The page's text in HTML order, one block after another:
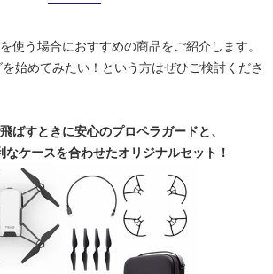
使う場合におすすめの商品をご紹介します。
始めてみたい！という方はぜひご検討くださ
ばすときに安心のプロペラガードと、
なケースを合わせたオリジナルセット！